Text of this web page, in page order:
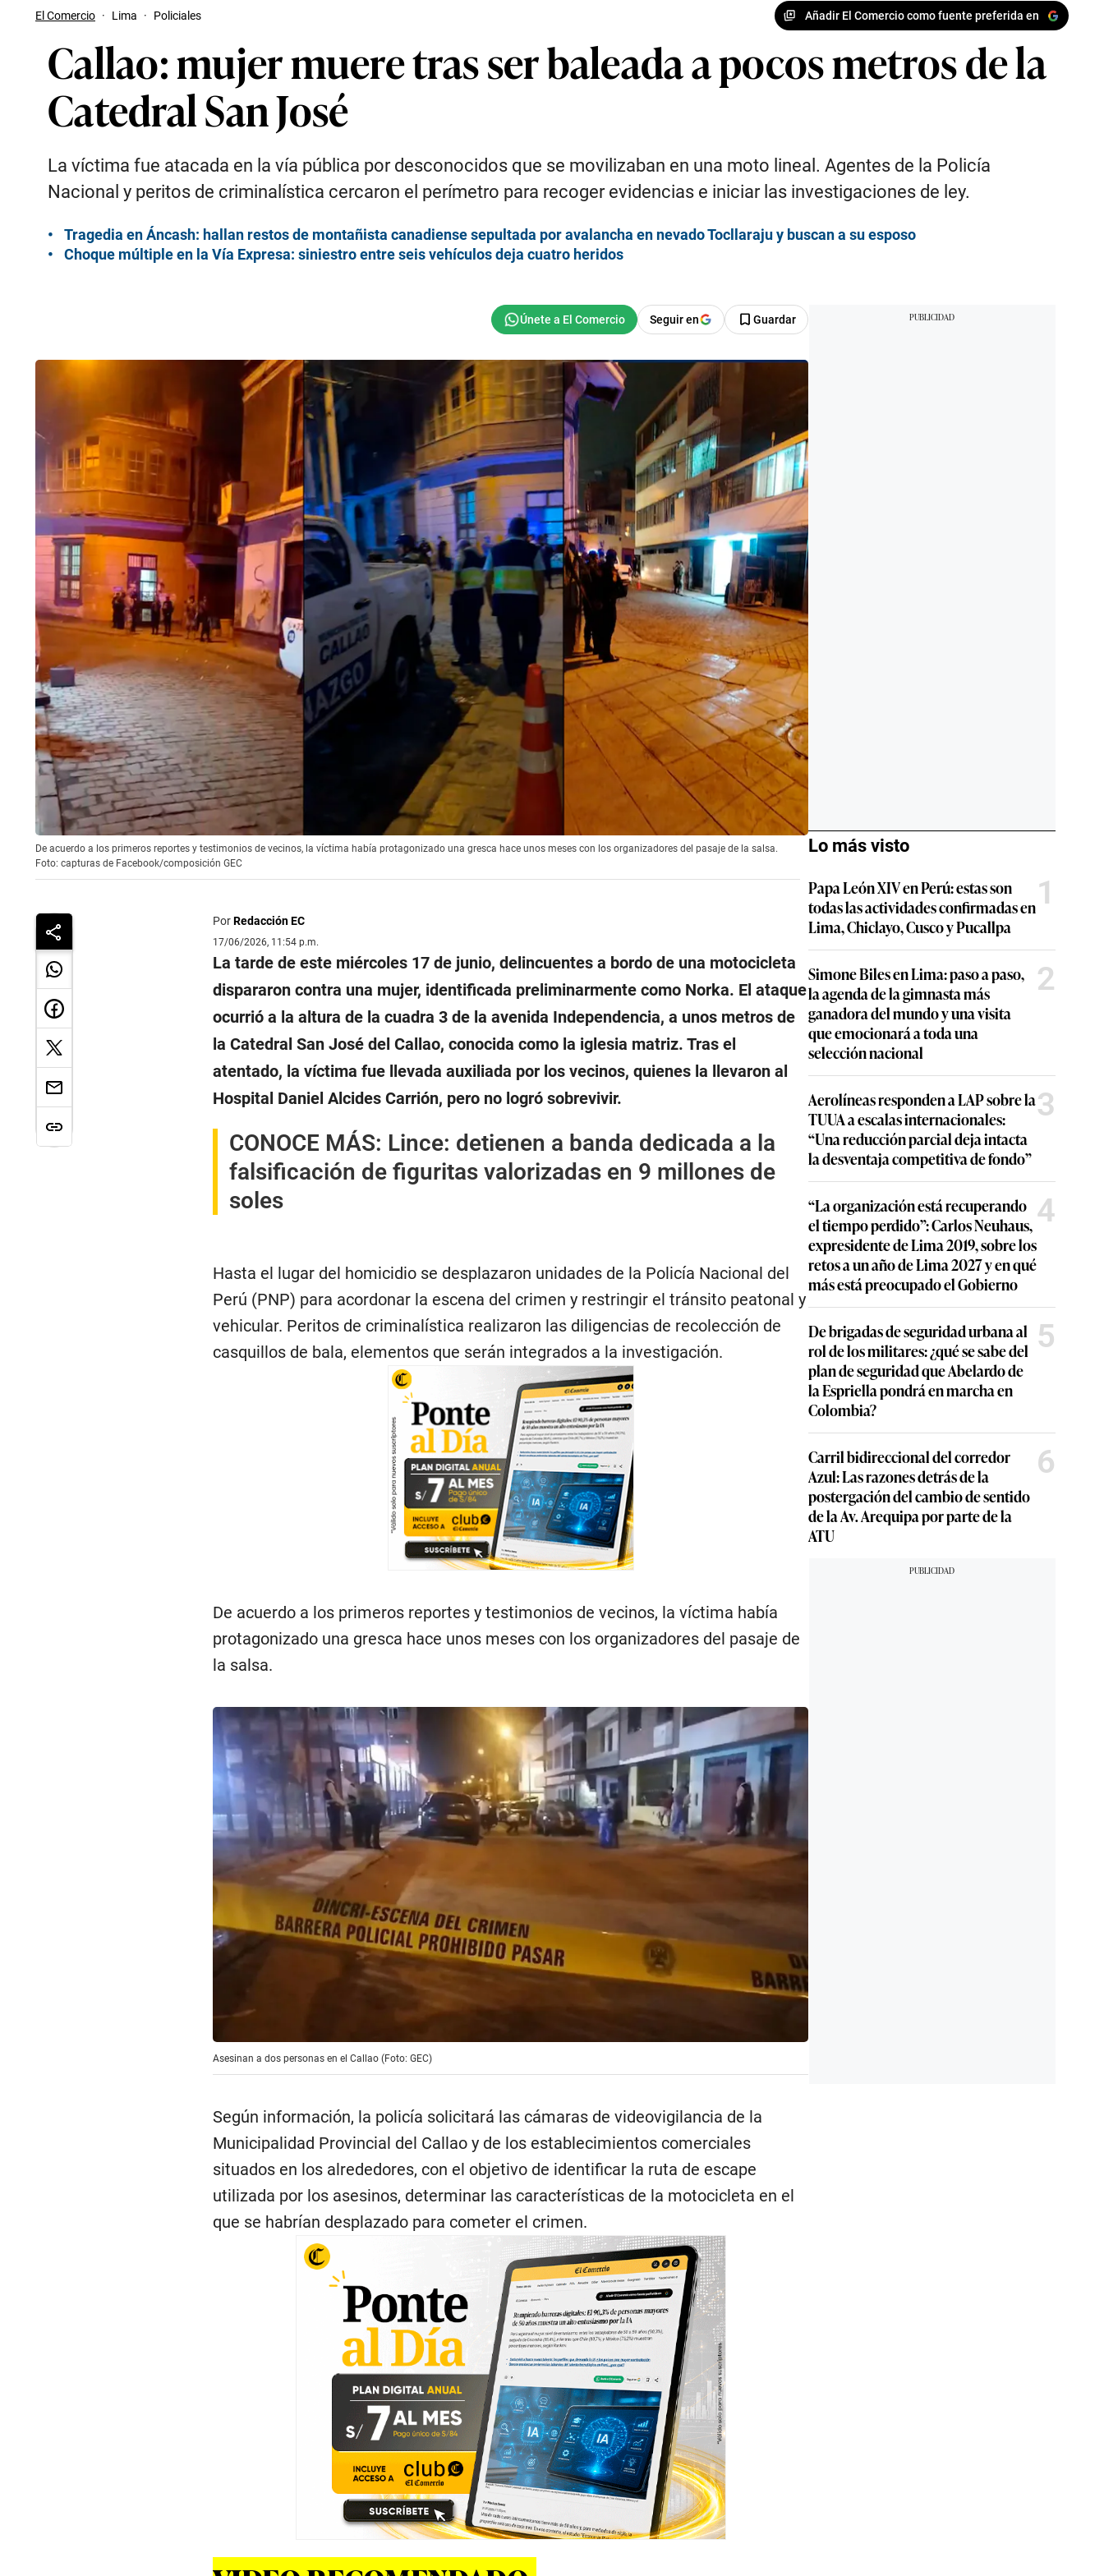
El Comercio · Lima · Policiales Añadir El Comercio como fuente preferida en
Callao: mujer muere tras ser baleada a pocos metros de la
Catedral San José
La víctima fue atacada en la vía pública por desconocidos que se movilizaban en una moto lineal. Agentes de la Policía
Nacional y peritos de criminalística cercaron el perímetro para recoger evidencias e iniciar las investigaciones de ley.
Tragedia en Áncash: hallan restos de montañista canadiense sepultada por avalancha en nevado Tocllaraju y buscan a su esposo
Choque múltiple en la Vía Expresa: siniestro entre seis vehículos deja cuatro heridos
Seguir en Guardar
De acuerdo a los primeros reportes y testimonios de vecinos, la víctima había protagonizado una gresca hace unos meses con los organizadores del pasaje de la salsa.
Foto: capturas de Facebook/composición GEC
PorRedacción EC
17/06/2026, 11:54 p.m.
La tarde de este miércoles 17 de junio, delincuentes a bordo de una motocicleta
dispararon contra una mujer, identificada preliminarmente como Norka. El ataque
ocurrió a la altura de la cuadra 3 de la avenida Independencia, a unos metros de
la Catedral San José del Callao, conocida como la iglesia matriz. Tras el
atentado, la víctima fue llevada auxiliada por los vecinos, quienes la llevaron al
Hospital Daniel Alcides Carrión, pero no logró sobrevivir.
CONOCE MÁS: Lince: detienen a banda dedicada a la
falsificación de figuritas valorizadas en 9 millones de
soles
Hasta el lugar del homicidio se desplazaron unidades de la Policía Nacional del
Perú (PNP) para acordonar la escena del crimen y restringir el tránsito peatonal y
vehicular. Peritos de criminalística realizaron las diligencias de recolección de
casquillos de bala, elementos que serán integrados a la investigación.
De acuerdo a los primeros reportes y testimonios de vecinos, la víctima había
protagonizado una gresca hace unos meses con los organizadores del pasaje de
la salsa.
Asesinan a dos personas en el Callao (Foto: GEC)
Según información, la policía solicitará las cámaras de videovigilancia de la
Municipalidad Provincial del Callao y de los establecimientos comerciales
situados en los alrededores, con el objetivo de identificar la ruta de escape
utilizada por los asesinos, determinar las características de la motocicleta en el
que se habrían desplazado para cometer el crimen.
Lo más visto
Papa León XIV en Perú: estas son
todas las actividades confirmadas en
Lima, Chiclayo, Cusco y Pucallpa
1
Simone Biles en Lima: paso a paso,
la agenda de la gimnasta más
ganadora del mundo y una visita
que emocionará a toda una
selección nacional
2
Aerolíneas responden a LAP sobre la
TUUA a escalas internacionales:
“Una reducción parcial deja intacta
la desventaja competitiva de fondo”
3
“La organización está recuperando
el tiempo perdido”: Carlos Neuhaus,
expresidente de Lima 2019, sobre los
retos a un año de Lima 2027 y en qué
más está preocupado el Gobierno
4
De brigadas de seguridad urbana al
rol de los militares: ¿qué se sabe del
plan de seguridad que Abelardo de
la Espriella pondrá en marcha en
Colombia?
5
Carril bidireccional del corredor
Azul: Las razones detrás de la
postergación del cambio de sentido
de la Av. Arequipa por parte de la
ATU
6